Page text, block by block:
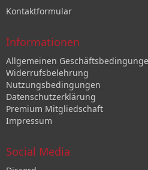
Kontaktformular
Informationen
Allgemeinen
Widerrufsbelehrung
Nutzungsbedingungen
Datenschutzerklärung
Premium Mitgliedschaft
Impressum
Social Media